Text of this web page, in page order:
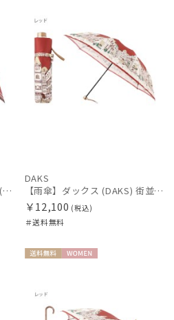
【折りたたみ雨傘】ダックス (DAKS) モノグラム 折りたたみ傘
DAKS
【雨傘】ダックス (DAKS) 街並み 日本製 折りたたみ傘
￥12,100 (税込)
＃送料無料